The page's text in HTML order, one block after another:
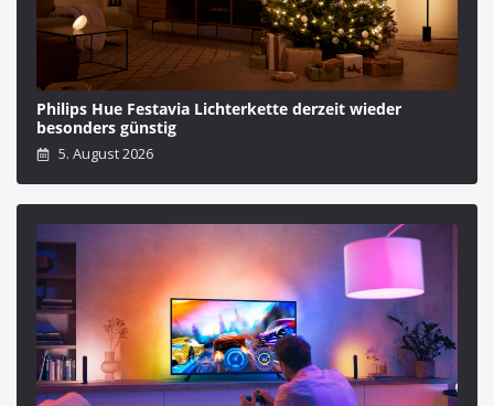
Philips Hue Festavia Lichterkette derzeit wieder
besonders günstig
5. August 2026